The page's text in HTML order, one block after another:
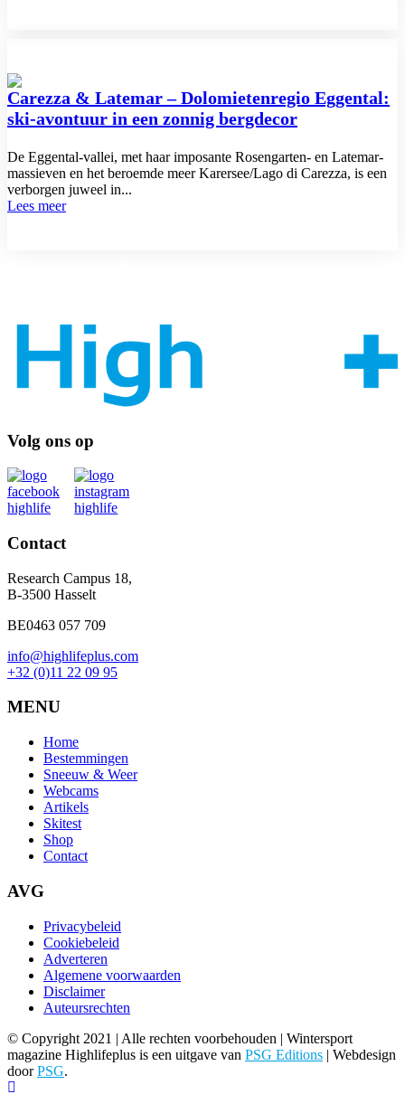
Carezza & Latemar – Dolomietenregio Eggental:
ski-avontuur in een zonnig bergdecor
De Eggental-vallei, met haar imposante Rosengarten- en Latemar-
massieven en het beroemde meer Karersee/Lago di Carezza, is een
verborgen juweel in...
Lees meer
Volg ons op
Contact
Research Campus 18,
B-3500 Hasselt
BE0463 057 709
info@highlifeplus.com
+32 (0)11 22 09 95
MENU
Home
Bestemmingen
Sneeuw & Weer
Webcams
Artikels
Skitest
Shop
Contact
AVG
Privacybeleid
Cookiebeleid
Adverteren
Algemene voorwaarden
Disclaimer
Auteursrechten
© Copyright 2021 | Alle rechten voorbehouden | Wintersport
magazine Highlifeplus is een uitgave van PSG Editions | Webdesign
doorPSG.